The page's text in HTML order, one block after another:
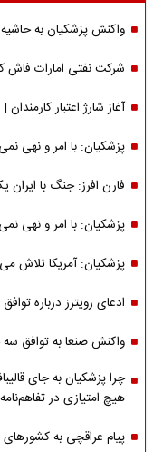
واکنش پزشکیان به
شرکت نفتی امارات فاش کرد/ ۱۵ نفتکش‌مان
آغاز شارژ اعتبار
پزشکیان: با امر و نهی
فارن افرز: جنگ با ایران
پزشکیان: با امر و نهی
پزشکیان: آمریکا تلاش
ادعای رویترز درباره
واکنش صنعا به توافق سه
چرا پزشکیان به جای
هیچ امتیازی در
پیام عراقچی به